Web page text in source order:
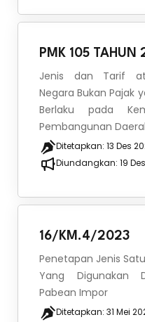
PMK 105 TAHUN
Jenis dan Tarif
Negara Bukan Pajak
Berlaku pada
Pembangunan
Ditetapkan: 13 Des
Diundangkan: 19
16/KM.4/2023
Penetapan Jenis
Yang Digunakan
Pabean Impor
Ditetapkan: 31 Mei